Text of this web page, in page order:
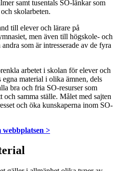
samt tusentals SO-länkar som
skolarbeten.
till elever och lärare på
men även till högskole- och
som är intresserade av de fyra
arbetet i skolan för elever och
material i olika ämnen, dels
bra och fria SO-resurser som
samma ställe. Målet med sajten
och öka kunskaperna inom SO-
webbplatsen >